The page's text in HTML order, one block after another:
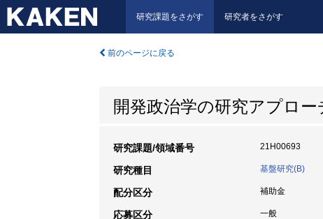
研究課題をさがす 研究者をさがす
前のページに戻る
開発政治学の研究アプロ
研究課題/領域番号 21H00693
研究種目 基盤研究(B)
配分区分 補助金
応募区分 一般